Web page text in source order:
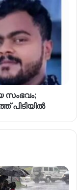
സംഭവം;
പിടിയിൽ